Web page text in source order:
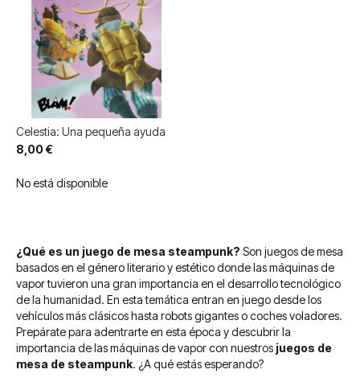
Celestia: Una pequeña ayuda
8,00 €
No está disponible
¿Qué es un juego de mesa steampunk? Son juegos de mesa
basados en el género literario y estético donde las máquinas de
vapor tuvieron una gran importancia en el desarrollo tecnológico
de la humanidad. En esta temática entran en juego desde los
vehículos más clásicos hasta robots gigantes o coches voladores.
Prepárate para adentrarte en esta época y descubrir la
importancia de las máquinas de vapor con nuestros juegos de
mesa de steampunk. ¿A qué estás esperando?